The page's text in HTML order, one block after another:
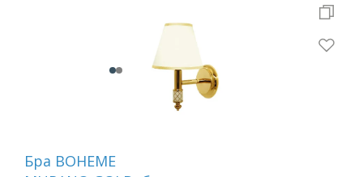
Бра BOHEME